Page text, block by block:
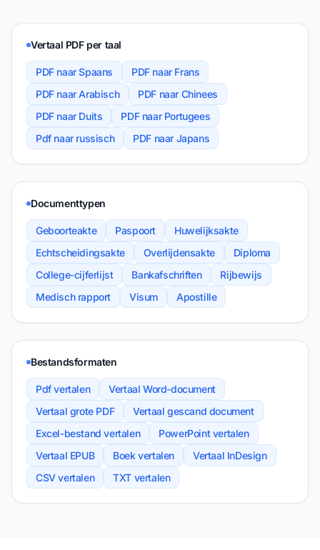
Vertaal PDF per taal
PDF naar Spaans
PDF naar Frans
PDF naar Arabisch
PDF naar Chinees
PDF naar Duits
PDF naar Portugees
Pdf naar russisch
PDF naar Japans
Documenttypen
Geboorteakte Paspoort
Huwelijksakte
Echtscheidingsakte
Overlijdensakte
Diploma
College-cijferlijst
Bankafschriften
Rijbewijs
Medisch rapport
Visum Apostille
Bestandsformaten
Pdf vertalen
Vertaal Word-document
Vertaal grote PDF
Vertaal gescand document
Excel-bestand vertalen
PowerPoint vertalen
Vertaal EPUB
Boek vertalen
Vertaal InDesign
CSV vertalen
TXT vertalen